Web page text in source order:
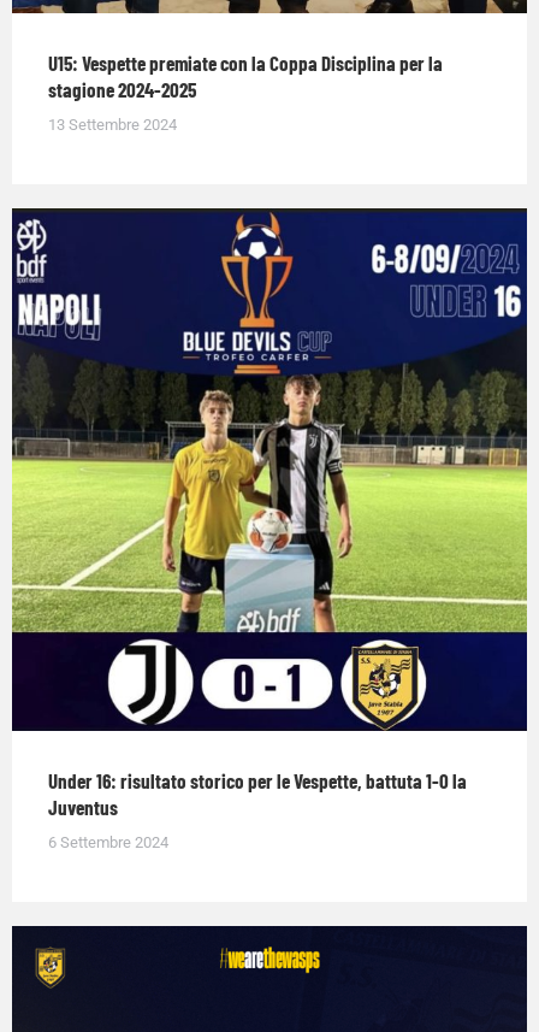
U15: Vespette premiate con la Coppa Disciplina per la
stagione 2024-2025
13 Settembre 2024
Under 16: risultato storico per le Vespette, battuta 1-0 la
Juventus
6 Settembre 2024